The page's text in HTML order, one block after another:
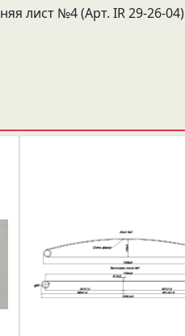
лист №4 (Арт. IR 29-26-04)